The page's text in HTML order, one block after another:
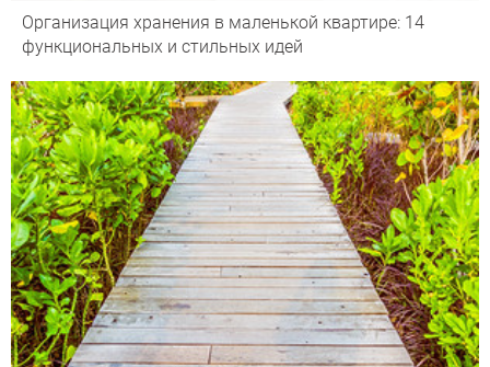
Организация хранения в маленькой квартире: 14
функциональных и стильных идей